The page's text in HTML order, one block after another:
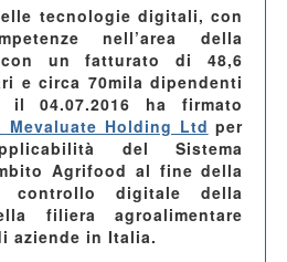
tecnologie digitali, con
nell’area della
con un fatturato di 48,6
e circa 70mila dipendenti
il04.07.2016 ha firmato
Mevaluate Holding Ltd per
del Sistema
Agrifood al fine della
controllo digitale della
filiera agroalimentare
aziende in Italia.